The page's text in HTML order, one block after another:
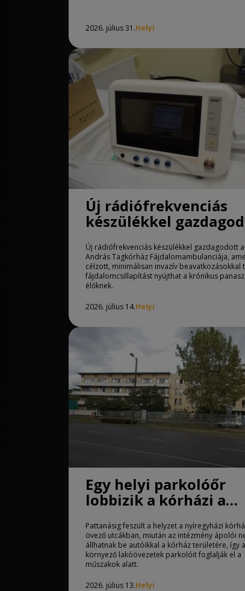
2026. július 31.Helyi
Új rádiófrekvenciás
készülékkel
a Jósa András
Új rádiófrekvenciás készülékkel gazdagodott a
András Tagkórház Fájdalomambulanciája,
célzott, minimálisan invazív beavatkozásokkal
fájdalomcsillapítást nyújthat a krónikus
élőknek.
2026. július 14.Helyi
Egy helyi parkolóőr
lobbizik a kórházi a
gondjainak
Pattanásig feszült a helyzet a nyíregyházi
övező utcákban, miután az intézmény ápolói
állhatnak be autóikkal a kórház területére, így a
környező lakóövezetek parkolóit foglalják el a
műszakok alatt.
2026. július 13.Helyi